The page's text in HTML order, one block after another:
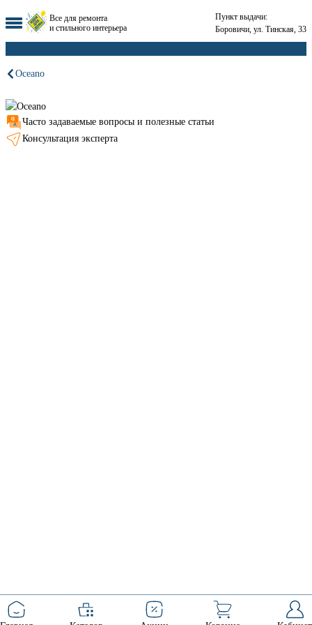
Все для ремонта
и стильного интерьера
Пункт выдачи:
Боровичи, ул. Тинская, 33
Oceano
Часто задаваемые вопросы и полезные статьи
Консультация эксперта